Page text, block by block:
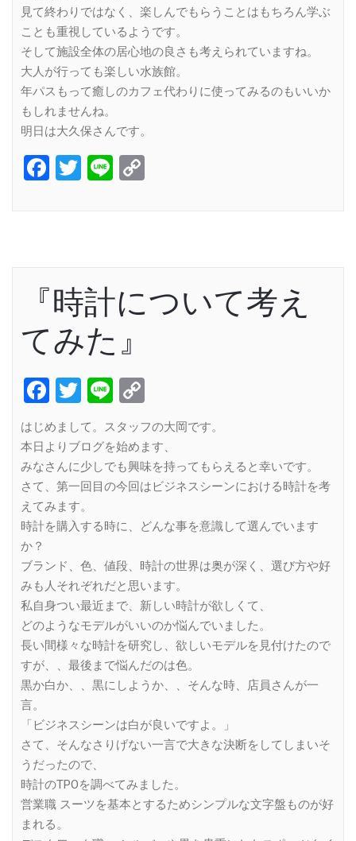
見て終わりではなく、楽しんでもらうことはもちろん学ぶ
ことも重視しているようです。
そして施設全体の居心地の良さも考えられていますね。
大人が行っても楽しい水族館。
年パスもって癒しのカフェ代わりに使ってみるのもいいか
もしれませんね。
明日は大久保さんです。
Facebook
Twitter
Line
『時計について考え
てみた』
Facebook
Twitter
Line
Link
はじめまして。スタッフの大岡です。
本日よりブログを始めます、
みなさんに少しでも興味を持ってもらえると幸いです。
さて、第一回目の今回はビジネスシーンにおける時計を考
えてみます。
時計を購入する時に、どんな事を意識して選んでいます
か？
ブランド、色、値段、時計の世界は奥が深く、選び方や好
みも人それぞれだと思います。
私自身つい最近まで、新しい時計が欲しくて、
どのようなモデルがいいのか悩んでいました。
長い間様々な時計を研究し、欲しいモデルを見付けたので
すが、、最後まで悩んだのは色。
黒か白か、、黒にしようか、、そんな時、店員さんが一
言。
「ビジネスシーンは白が良いですよ。」
さて、そんなさりげない一言で大きな決断をしてしまいそ
うだったので、
時計のTPOを調べてみました。
営業職 スーツを基本とするためシンプルな文字盤ものが好
まれる。